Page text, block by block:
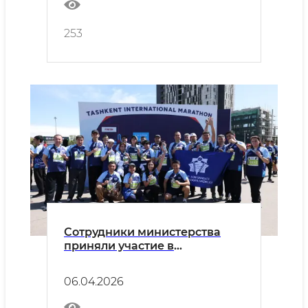
253
Сотрудники министерства
приняли участие в
Tashkent Marathon 2026
06.04.2026